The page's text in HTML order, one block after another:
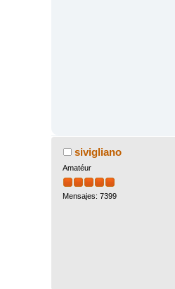
sivigliano
Amatéur
Mensajes: 7399